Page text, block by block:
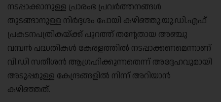
നടപ്പാക്കാനുള്ള പ്രാരംഭ പ്രവർത്തനങ്ങൾ
തുടങ്ങാനുള്ള നിർദ്ദശം പോയി കഴിഞ്ഞു.യു.ഡി.എഫ്
പ്രകടനപത്രികയ്ക്ക് പുറത്ത് തന്റേതായ അഞ്ചു
വമ്പൻ പദ്ധതികൾ കേരളത്തിൽ നടപ്പാക്കണമെന്നാണ്
വി.ഡി സതീശൻ ആഗ്രഹിക്കുന്നതെന്ന് അദ്ദേഹവുമായി
അടുപ്പമുള്ള കേന്ദ്രങ്ങളിൽ നിന്ന് അറിയാൻ
കഴിഞ്ഞത്.